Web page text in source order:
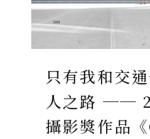
只有我和交
人之路 ──
攝影獎作品